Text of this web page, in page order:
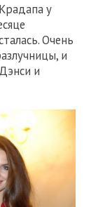
у
Очень
и
и